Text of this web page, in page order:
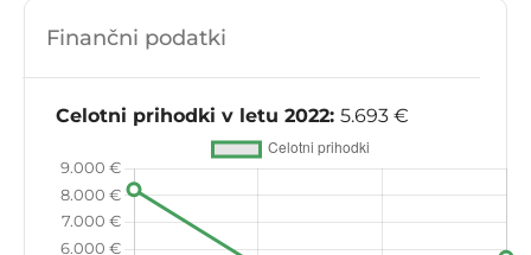
Finančni podatki
Celotni prihodki v letu 2022: 5.693 €